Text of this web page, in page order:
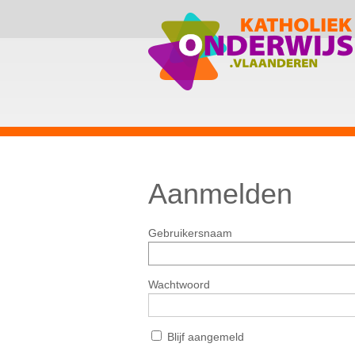
Aanmelden
Gebruikersnaam
Wachtwoord
Blijf aangemeld